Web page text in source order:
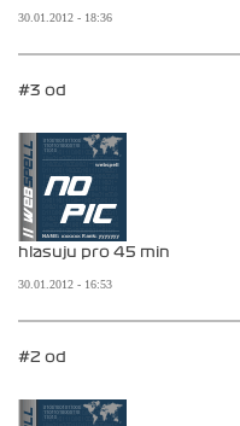
30.01.2012 - 18:36
#3 od
hlasuju pro 45 min
30.01.2012 - 16:53
#2 od